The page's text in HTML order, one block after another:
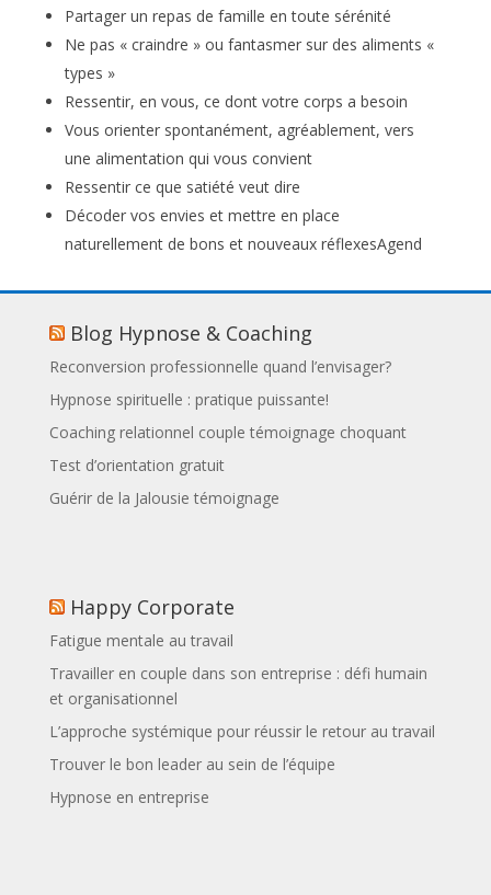
Partager un repas de famille en toute sérénité
Ne pas « craindre » ou fantasmer sur des aliments «
types »
Ressentir, en vous, ce dont votre corps a besoin
Vous orienter spontanément, agréablement, vers
une alimentation qui vous convient
Ressentir ce que satiété veut dire
Décoder vos envies et mettre en place
naturellement de bons et nouveaux réflexesAgend
Blog Hypnose & Coaching
Reconversion professionnelle quand l’envisager?
Hypnose spirituelle : pratique puissante!
Coaching relationnel couple témoignage choquant
Test d’orientation gratuit
Guérir de la Jalousie témoignage
Happy Corporate
Fatigue mentale au travail
Travailler en couple dans son entreprise : défi humain
et organisationnel
L’approche systémique pour réussir le retour au travail
Trouver le bon leader au sein de l’équipe
Hypnose en entreprise